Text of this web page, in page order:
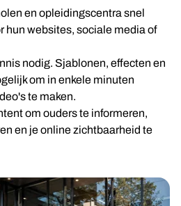
en opleidingscentra snel
hun websites, sociale media of
nodig. Sjablonen, effecten en
om in enkele minuten
te maken.
om ouders te informeren,
en je online zichtbaarheid te